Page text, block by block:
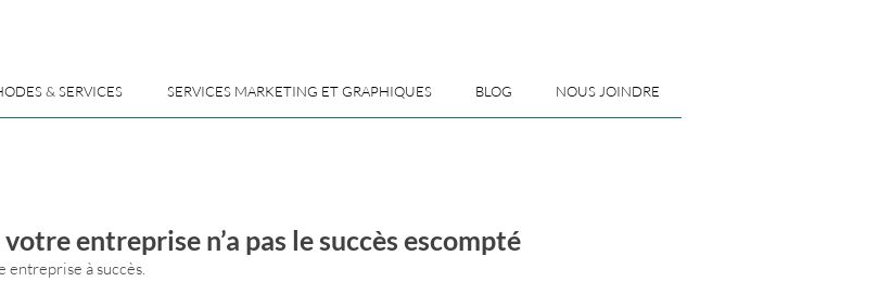
& SERVICES SERVICES MARKETING ET GRAPHIQUES BLOG NOUS JOINDRE
entreprise n’a pas le succès escompté
entreprise à succès.